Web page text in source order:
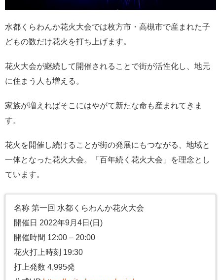
水都くらわんか花火大会では枚方市・高槻市で産まれた子
どもの数だけ花火を打ち上げます。
花火大会が継続して開催されることで街が活性化し、地元
に住まう人も増える。
家族が増えればそこにはやがて新たな命も産まれてきま
す。
花火を開催し続けることが街の発展にもつながる、地域と
一体となった花火大会。「百年続く花火大会」を理念とし
ています。
名称 第一回 水都くらわんか花火大会
開催日 2022年9月4日(日)
開催時間 12:00 – 20:00
花火打上時刻 19:30
打上発数 4,995発